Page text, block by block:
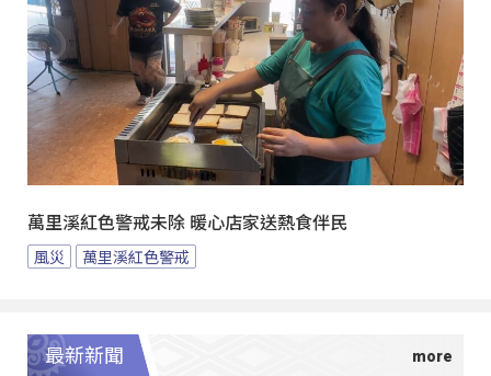
萬里溪紅色警戒未除 暖心店家送熱食伴民
風災 萬里溪紅色警戒
最新新聞